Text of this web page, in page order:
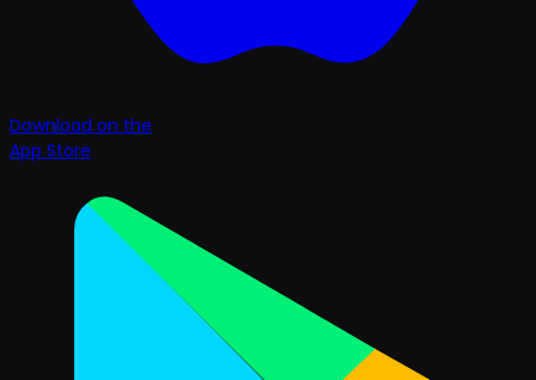
Download on the
App Store